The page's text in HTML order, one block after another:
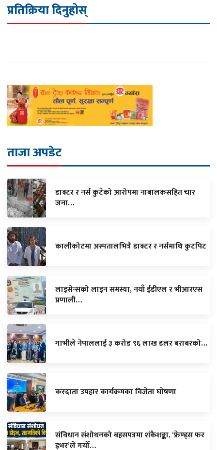
प्रतिक्रिया दिनुहोस्
ताजा अपडेट
डाक्टर र नर्स कुटेको आरोपमा नाबालकसहित चार
जना…
कालीकोटमा अस्पतालभित्रै डाक्टर र नर्समाथि कुटपिट
लाइसेन्सको लाइन समस्या, नयाँ ईडीएल र भीआरएस
प्रणाली…
गाभीले नेपाललाई ३ करोड ९६ लाख डलर बराबरको…
करदाता उपहार कार्यक्रमका विजेता घाेषणा
संविधान संशोधनको बहसपत्रमा शंकैशङ्का, ‘फ्रेण्ड्स फर
इभर’ले गर्यो…